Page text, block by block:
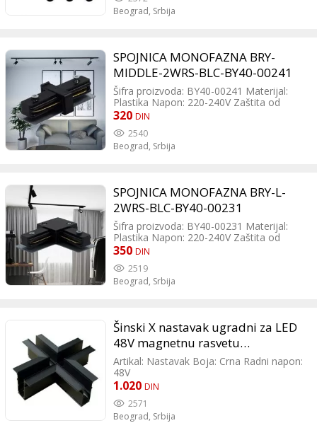
Napajanje: električno (ne koristi baterije)
Beograd, Srbija
SPOJNICA MONOFAZNA BRY-
MIDDLE-2WRS-BLC-BY40-00241
Šifra proizvoda: BY40-00241 Materijal:
Plastika Napon: 220-240V Zaštita od
prašine i vode: IP20 Jedinica pakovanja:
320 DIN
2540
Beograd, Srbija
SPOJNICA MONOFAZNA BRY-L-
2WRS-BLC-BY40-00231
Šifra proizvoda: BY40-00231 Materijal:
Plastika Napon: 220-240V Zaštita od
prašine i vode: IP20 Jedinica pakovanja:
350 DIN
2519
Beograd, Srbija
Šinski X nastavak ugradni za LED
48V magnetnu rasvetu
100x100mm 204042
Artikal: Nastavak Boja: Crna Radni napon:
48V
1.020 DIN
2571
Beograd, Srbija